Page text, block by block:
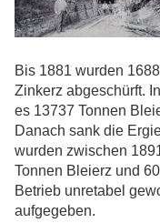
Bis 1881 wurden
Zinkerz abgeschürft.
es 13737 Tonnen
Danach sank die
wurden zwischen
Tonnen Bleierz und
Betrieb unretabel
aufgegeben.